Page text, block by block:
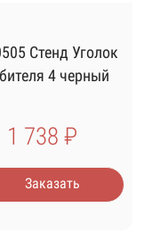
Стенд Уголок
4 черный
1 738 ₽
Заказать